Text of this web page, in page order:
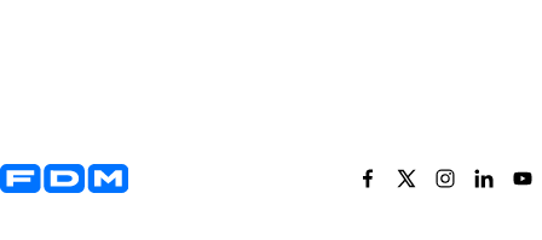
Yderligere information og kontaktoplysninger